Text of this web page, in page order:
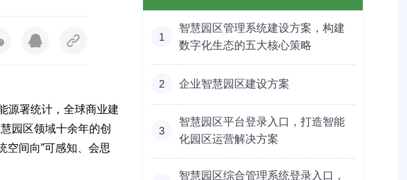
源署统计，全球商业建
园区领域十余年的创
空间向”可感知、会思
1
智慧园区管理系统建设方案，构建
数字化生态的五大核心策略
2 企业智慧园区建设方案
3
智慧园区平台登录入口，打造智能
化园区运营解决方案
智慧园区综合管理系统登录入口，